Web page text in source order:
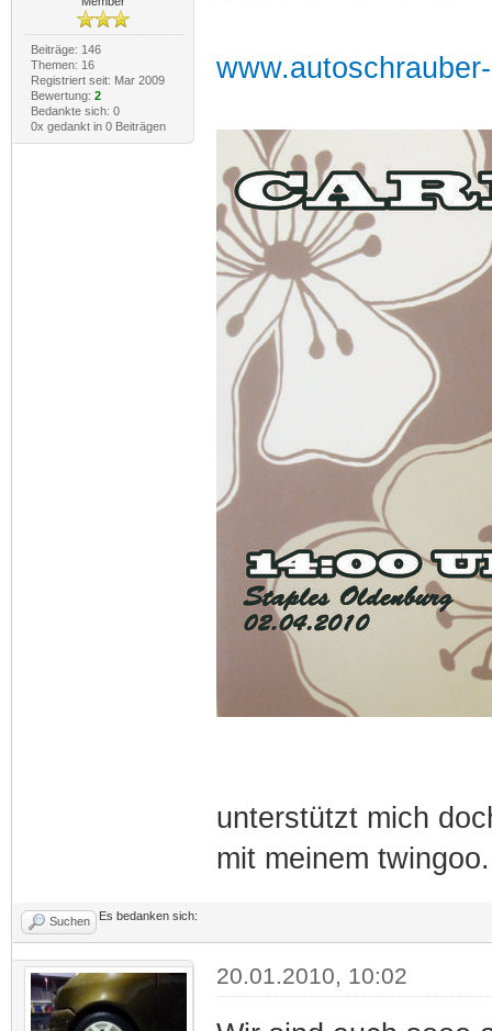
Beiträge: 146
Themen: 16
Registriert seit: Mar 2009
Bewertung: 2
Bedankte sich: 0
0x gedankt in 0 Beiträgen
unterstützt mich
mit meinem
Suchen Es bedanken sich:
20.01.2010, 10:02